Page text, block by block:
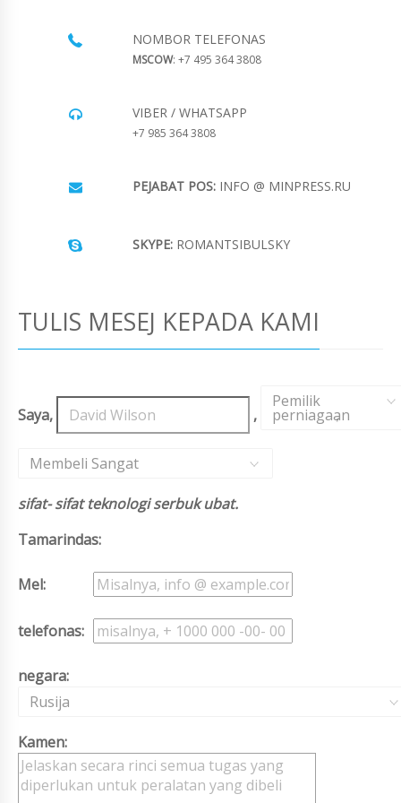
NOMBOR TELEFONAS
MSCOW: +7 495 364 3808
VIBER / WHATSAPP
+7 985 364 3808
PEJABAT POS: INFO @ MINPRESS.RU
SKYPE: ROMANTSIBULSKY
TULIS MESEJ KEPADA KAMI
Saya, ,
Pemilik
perniagaan
,
Membeli Sangat
sifat- sifat teknologi serbuk ubat.
Tamarindas:
Mel:
telefonas:
negara:
Rusija
Kamen: